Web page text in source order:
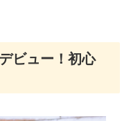
ビュー！初心